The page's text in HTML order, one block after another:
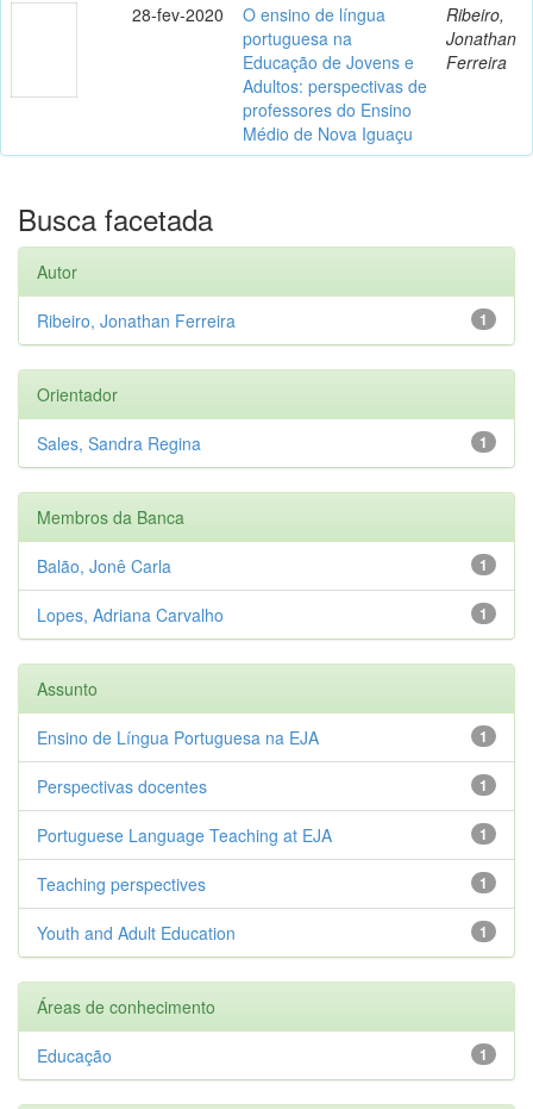
28-fev-2020
O ensino de língua
portuguesa na
Educação de Jovens e
Adultos: perspectivas de
professores do Ensino
Médio de Nova Iguaçu
Ribeiro,
Jonathan
Ferreira
Busca facetada
Autor
1
Ribeiro, Jonathan Ferreira
Orientador
1
Sales, Sandra Regina
Membros da Banca
1
Balão, Jonê Carla
1
Lopes, Adriana Carvalho
Assunto
1
Ensino de Língua Portuguesa na EJA
1
Perspectivas docentes
1
Portuguese Language Teaching at EJA
1
Teaching perspectives
1
Youth and Adult Education
Áreas de conhecimento
1
Educação